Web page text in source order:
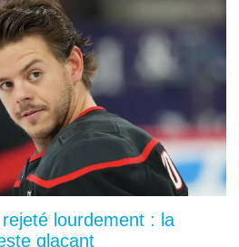
lourdement : la
glaçant